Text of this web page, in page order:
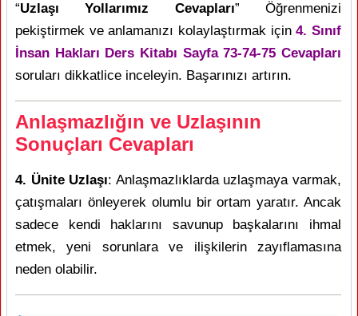
“Uzlaşı Yollarımız Cevapları” Öğrenmenizi
pekiştirmek ve anlamanızı kolaylaştırmak için4. Sınıf
İnsan Hakları Ders Kitabı Sayfa 73-74-75 Cevapları
soruları dikkatlice inceleyin. Başarınızı artırın.
Anlaşmazlığın ve Uzlaşının
Sonuçları Cevapları
4. Ünite Uzlaşı: Anlaşmazlıklarda uzlaşmaya varmak,
çatışmaları önleyerek olumlu bir ortam yaratır. Ancak
sadece kendi haklarını savunup başkalarını ihmal
etmek, yeni sorunlara ve ilişkilerin zayıflamasına
neden olabilir.